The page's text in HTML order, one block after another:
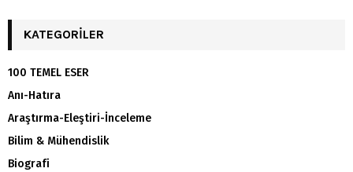
KATEGORILER
100 TEMEL ESER
Anı-Hatıra
Araştırma-Eleştiri-İnceleme
Bilim & Mühendislik
Biografi